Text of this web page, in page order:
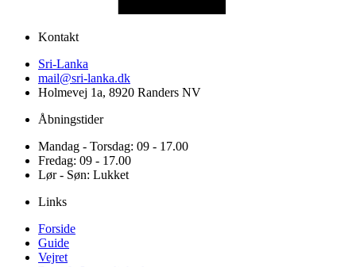
Kontakt
Sri-Lanka
mail@sri-lanka.dk
Holmevej 1a, 8920 Randers NV
Åbningstider
Mandag - Torsdag: 09 - 17.00
Fredag: 09 - 17.00
Lør - Søn: Lukket
Links
Forside
Guide
Vejret